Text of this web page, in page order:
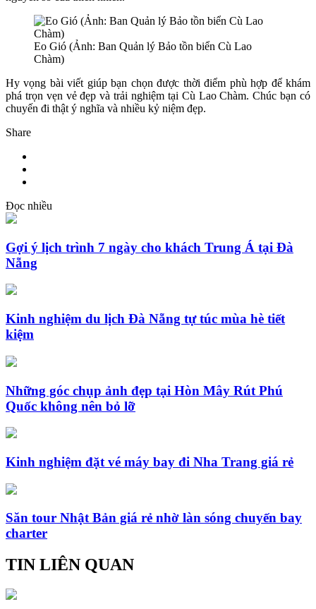
Eo Gió (Ảnh: Ban Quản lý Bảo tồn biển Cù Lao
Chàm)
Hy vọng bài viết giúp bạn chọn được thời điểm phù hợp để khám
phá trọn vẹn vẻ đẹp và trải nghiệm tại Cù Lao Chàm. Chúc bạn có
chuyến đi thật ý nghĩa và nhiều kỷ niệm đẹp.
Share
Đọc nhiều
Gợi ý lịch trình 7 ngày cho khách Trung Á tại Đà
Nẵng
Kinh nghiệm du lịch Đà Nẵng tự túc mùa hè tiết
kiệm
Những góc chụp ảnh đẹp tại Hòn Mây Rút Phú
Quốc không nên bỏ lỡ
Kinh nghiệm đặt vé máy bay đi Nha Trang giá rẻ
Săn tour Nhật Bản giá rẻ nhờ làn sóng chuyến bay
charter
TIN LIÊN QUAN